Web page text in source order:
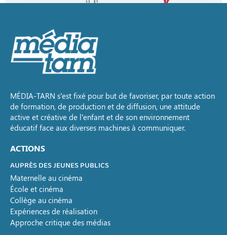
MÉDIA-TARN s’est fixé pour but de favoriser, par toute action
de formation, de production et de diffusion, une attitude
active et créative de l’enfant et de son environnement
éducatif face aux diverses machines à communiquer.
ACTIONS
AUPRÈS DES JEUNES PUBLICS
Maternelle au cinéma
École et cinéma
Collège au cinéma
Expériences de réalisation
Approche critique des médias